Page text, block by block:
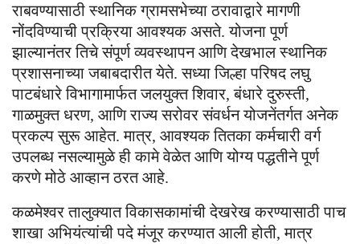
राबवण्यासाठी स्थानिक ग्रामसभेच्या ठरावाद्वारे मागणी
नोंदविण्याची प्रक्रिया आवश्यक असते. योजना पूर्ण
झाल्यानंतर तिचे संपूर्ण व्यवस्थापन आणि देखभाल स्थानिक
प्रशासनाच्या जबाबदारीत येते. सध्या जिल्हा परिषद लघु
पाटबंधारे विभागामार्फत जलयुक्त शिवार, बंधारे दुरुस्ती,
गाळमुक्त धरण, आणि राज्य सरोवर संवर्धन योजनेंतर्गत अनेक
प्रकल्प सुरू आहेत. मात्र, आवश्यक तितका कर्मचारी वर्ग
उपलब्ध नसल्यामुळे ही कामे वेळेत आणि योग्य पद्धतीने पूर्ण
करणे मोठे आव्हान ठरत आहे.
कळमेश्वर तालुक्यात विकासकामांची देखरेख करण्यासाठी पाच
शाखा अभियंत्यांची पदे मंजूर करण्यात आली होती, मात्र